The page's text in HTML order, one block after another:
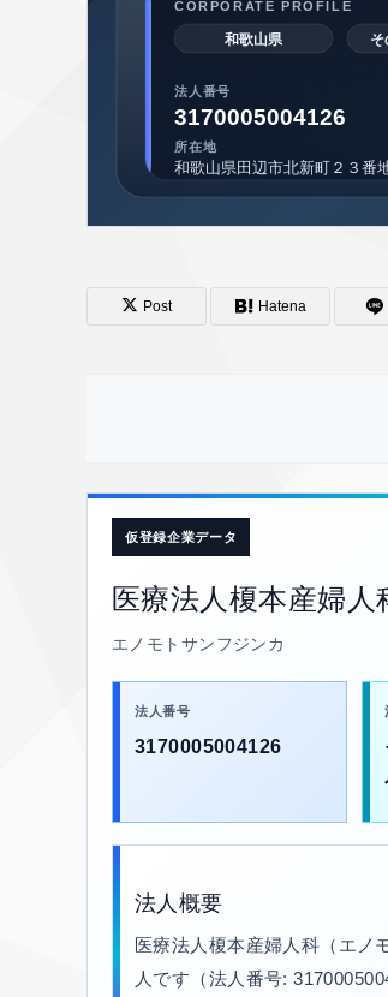
Post Hatena
仮登録企業データ
医療法人榎本産婦人
エノモトサンフジンカ
法人番号
3170005004126
法人概要
医療法人榎本産婦人科（エノ
人です（法人番号: